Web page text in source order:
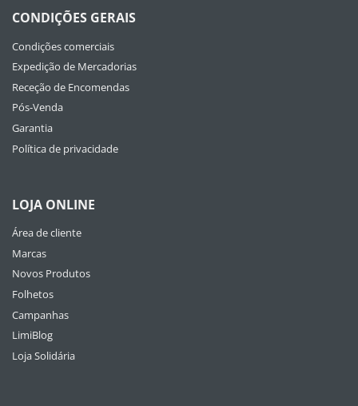
CONDIÇÕES GERAIS
Condições comerciais
Expedição de Mercadorias
Receção de Encomendas
Pós-Venda
Garantia
Política de privacidade
LOJA ONLINE
Área de cliente
Marcas
Novos Produtos
Folhetos
Campanhas
LimiBlog
Loja Solidária